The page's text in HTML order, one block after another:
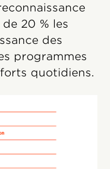
20 % les
des
programmes
quotidiens.